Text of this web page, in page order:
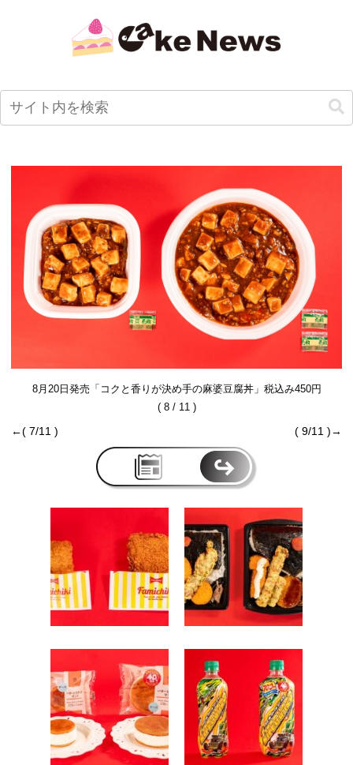
8月20日発売「コクと香りが決め手の麻婆豆腐丼」税込み450円
( 8 / 11 )
←( 7/11 ) ( 9/11 )→